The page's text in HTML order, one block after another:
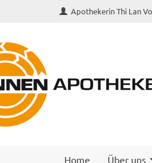
Apothekerin Thi Lan
Home Über uns